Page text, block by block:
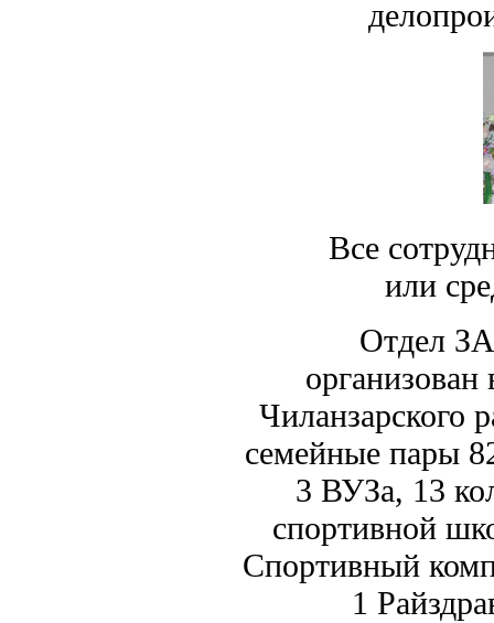
Все
или
Отдел ЗАГС
организован
Чиланзарского
семейные пары
3 ВУЗа, 13
спортивной
Спортивный
1